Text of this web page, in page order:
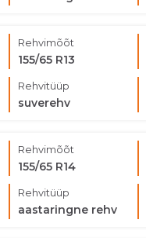
Rehvimõõt
155/65 R13
Rehvitüüp
suverehv
Rehvimõõt
155/65 R14
Rehvitüüp
aastaringne rehv